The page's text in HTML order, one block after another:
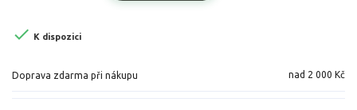
 K dispozici
Doprava zdarma při nákupu nad 2 000 Kč